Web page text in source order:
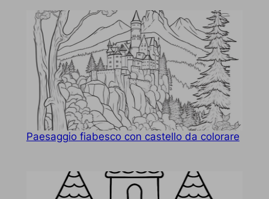
Paesaggio fiabesco con castello da colorare